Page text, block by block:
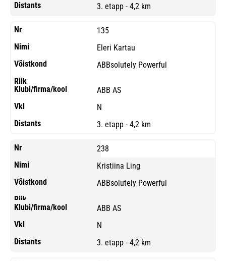
3. etapp - 4,2 km
135
Eleri Kartau
ABBsolutely Powerful
ABB AS
N
3. etapp - 4,2 km
238
Kristiina Ling
ABBsolutely Powerful
ABB AS
N
3. etapp - 4,2 km